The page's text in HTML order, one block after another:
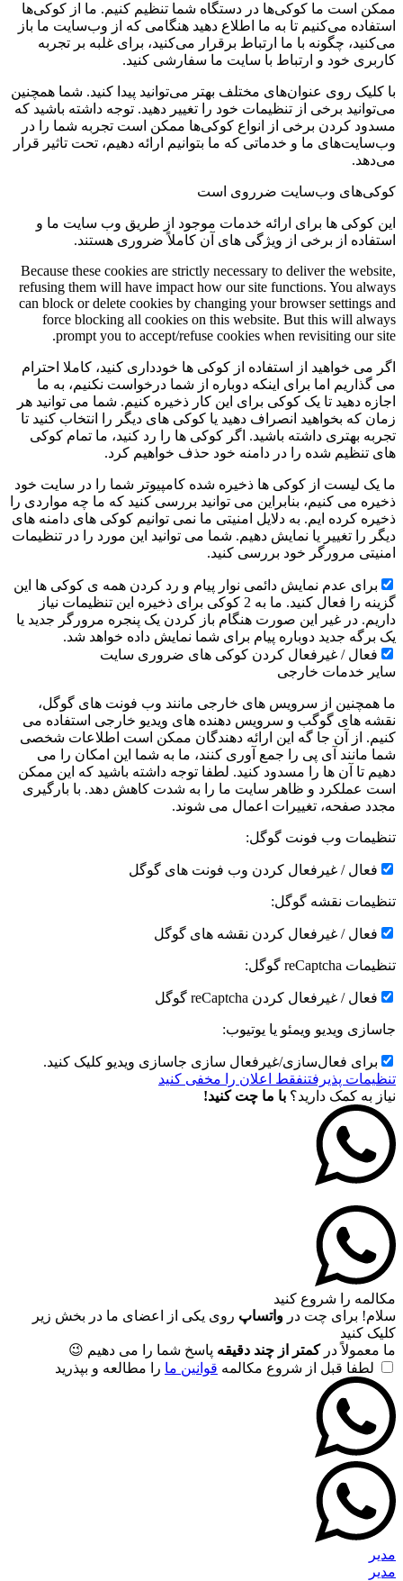
ممکن است ما کوکی‌ها در دستگاه شما تنظیم کنیم. ما از کوکی‌ها
استفاده می‌کنیم تا به ما اطلاع دهید هنگامی که از وب‌سایت ما باز
می‌کنید، چگونه با ما ارتباط برقرار می‌کنید، برای غلبه بر تجربه
کاربری خود و ارتباط با سایت ما سفارشی کنید.
با کلیک روی عنوان‌های مختلف بهتر می‌توانید پیدا کنید. شما همچنین
می‌توانید برخی از تنظیمات خود را تغییر دهید. توجه داشته باشید که
مسدود کردن برخی از انواع کوکی‌ها ممکن است تجربه شما را در
وب‌سایت‌های ما و خدماتی که ما بتوانیم ارائه دهیم، تحت تاثیر قرار
می‌دهد.
کوکی‌های وب‌سایت ضرروی است
این کوکی ها برای ارائه خدمات موجود از طریق وب سایت ما و
استفاده از برخی از ویژگی های آن کاملاً ضروری هستند.
Because these cookies are strictly necessary to deliver the website,
refusing them will have impact how our site functions. You always
can block or delete cookies by changing your browser settings and
force blocking all cookies on this website. But this will always
prompt you to accept/refuse cookies when revisiting our site.
اگر می خواهید از استفاده از کوکی ها خودداری کنید، کاملا احترام
می گذاریم اما برای اینکه دوباره از شما درخواست نکنیم، به ما
اجازه دهید تا یک کوکی برای این کار ذخیره کنیم. شما می توانید هر
زمان که بخواهید انصراف دهید یا کوکی های دیگر را انتخاب کنید تا
تجربه بهتری داشته باشید. اگر کوکی ها را رد کنید، ما تمام کوکی
های تنظیم شده را در دامنه خود حذف خواهیم کرد.
ما یک لیست از کوکی ها ذخیره شده کامپیوتر شما را در سایت خود
ذخیره می کنیم، بنابراین می توانید بررسی کنید که ما چه مواردی را
ذخیره کرده ایم. به دلایل امنیتی ما نمی توانیم کوکی های دامنه های
دیگر را تغییر یا نمایش دهیم. شما می توانید این مورد را در تنظیمات
امنیتی مرورگر خود بررسی کنید.
برای عدم نمایش دائمی نوار پیام و رد کردن همه ی کوکی ها این
گزینه را فعال کنید. ما به 2 کوکی برای ذخیره این تنظیمات نیاز
داریم. در غیر این صورت هنگام باز کردن یک پنجره مرورگر جدید یا
یک برگه جدید دوباره پیام برای شما نمایش داده خواهد شد.
فعال / غیرفعال کردن کوکی های ضروری سایت
سایر خدمات خارجی
ما همچنین از سرویس های خارجی مانند وب فونت های گوگل،
نقشه های گوگب و سرویس دهنده های ویدیو خارجی استفاده می
کنیم. از آن جا گه این ارائه دهندگان ممکن است اطلاعات شخصی
شما مانند آی پی را جمع آوری کنند، ما به شما این امکان را می
دهیم تا آن ها را مسدود کنید. لطفا توجه داشته باشید که این ممکن
است عملکرد و ظاهر سایت ما را به شدت کاهش دهد. با بارگیری
مجدد صفحه، تغییرات اعمال می شوند.
تنظیمات وب فونت گوگل:
فعال / غیرفعال کردن وب فونت های گوگل
تنظیمات نقشه گوگل:
فعال / غیرفعال کردن نقشه های گوگل
تنظیمات reCaptcha گوگل:
فعال / غیرفعال کردن reCaptcha گوگل
جاسازی ویدیو ویمئو یا یوتیوب:
برای فعال‌سازی/غیرفعال سازی جاسازی ویدیو کلیک کنید.
تنظیمات پذیرفتنفقط اعلان را مخفی کنید
نیاز به کمک دارید؟ با ما چت کنید!
مکالمه را شروع کنید
سلام! برای چت در واتساپ روی یکی از اعضای ما در بخش زیر
کلیک کنید
ما معمولاً درکمتر از چند دقیقه پاسخ شما را می دهیم 😉
لطفا قبل از شروع مکالمه قوانین ما را مطالعه و بپذرید
مدیر
مدیر